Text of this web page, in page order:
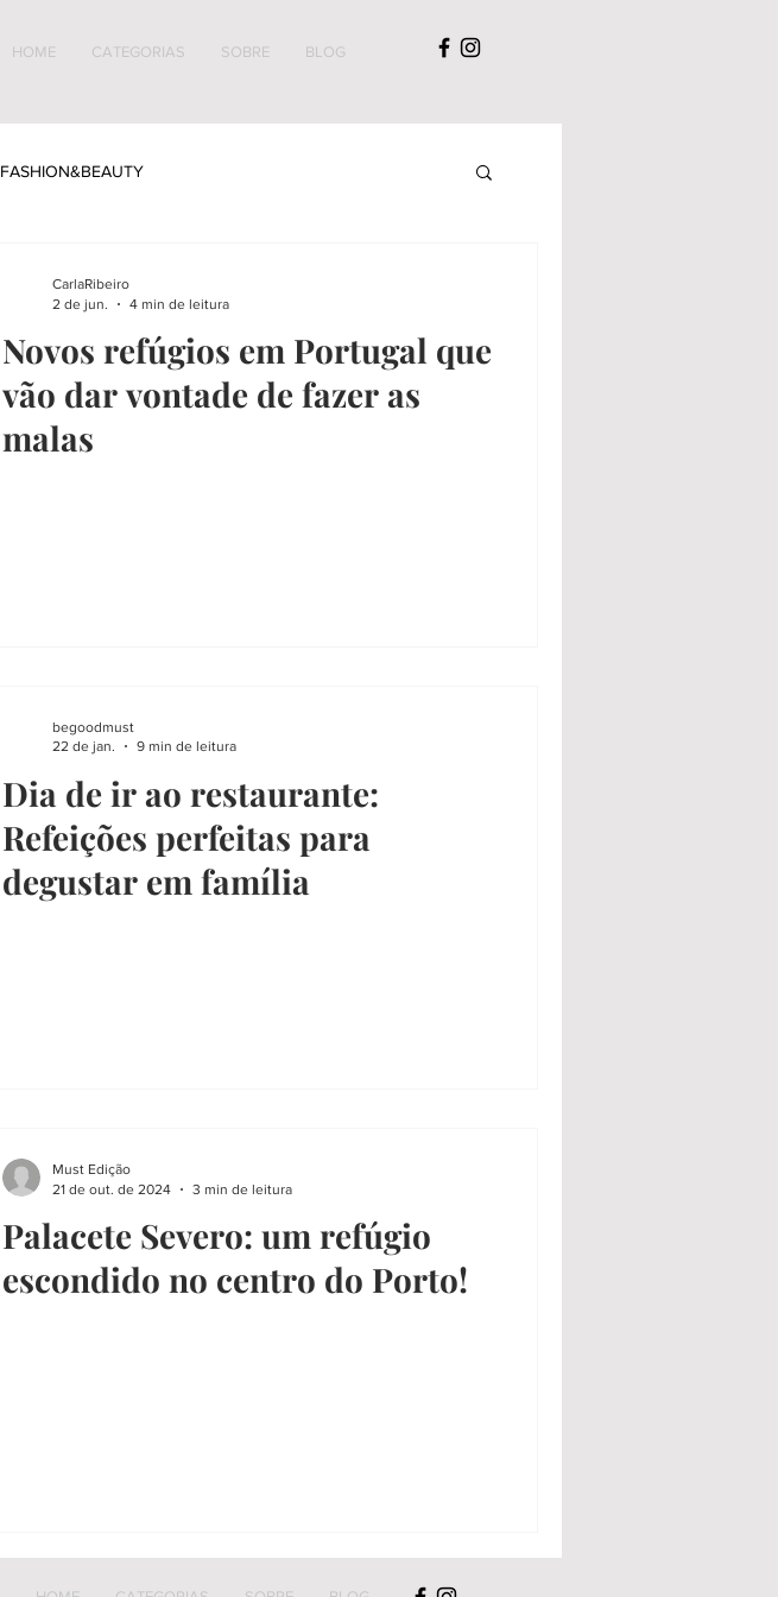
HOME CATEGORIAS SOBRE BLOG
FASHION&BEAUTY
Novos refúgios em Portugal que
vão dar vontade de fazer as
malas
CarlaRibeiro
2 de jun.
4 min de leitura
Dia de ir ao restaurante:
Refeições perfeitas para
degustar em família
begoodmust
22 de jan.
9 min de leitura
Palacete Severo: um refúgio
escondido no centro do Porto!
Must Edição
21 de out. de 2024
3 min de leitura